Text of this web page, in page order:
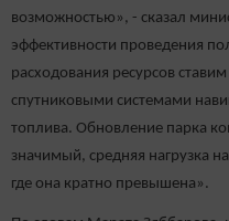
возможностью», - сказал
эффективности проведения
расходования ресурсов
спутниковыми системами
топлива. Обновление парка
значимый, средняя нагрузка
где она кратно превышена».